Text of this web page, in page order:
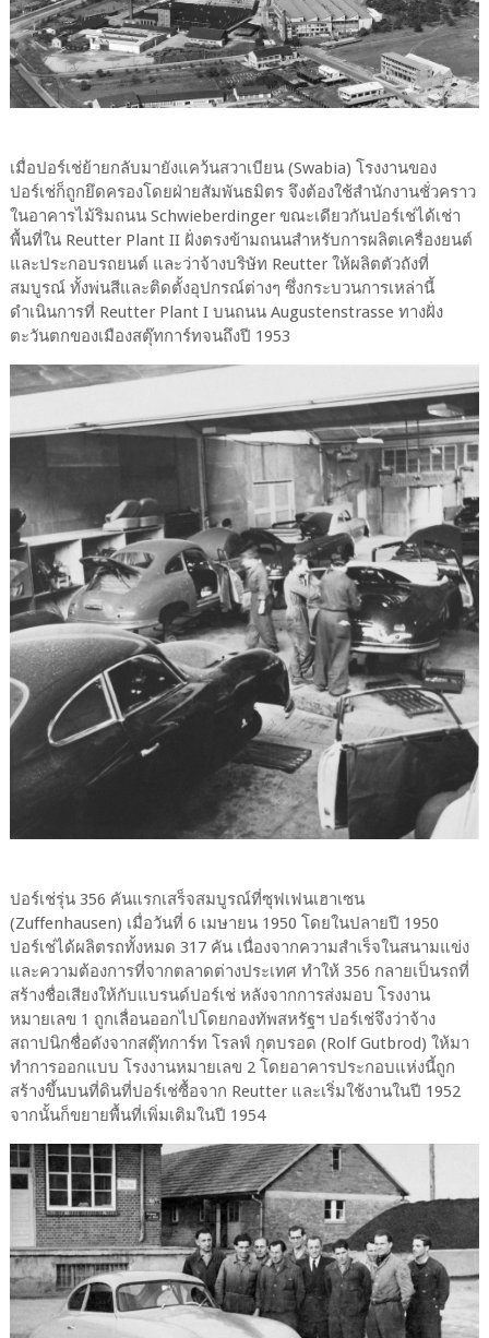
เมื่อปอร์เช่ย้ายกลับมายังแคว้นสวาเบียน (Swabia) โรงงานของ
ปอร์เช่ก็ถูกยึดครองโดยฝ่ายสัมพันธมิตร จึงต้องใช้สำนักงานชั่วคราว
ในอาคารไม้ริมถนน Schwieberdinger ขณะเดียวกันปอร์เช่ได้เช่า
พื้นที่ใน Reutter Plant II ฝั่งตรงข้ามถนนสำหรับการผลิตเครื่องยนต์
และประกอบรถยนต์ และว่าจ้างบริษัท Reutter ให้ผลิตตัวถังที่
สมบูรณ์ ทั้งพ่นสีและติดตั้งอุปกรณ์ต่างๆ ซึ่งกระบวนการเหล่านี้
ดำเนินการที่ Reutter Plant I บนถนน Augustenstrasse ทางฝั่ง
ตะวันตกของเมืองสตุ๊ทการ์ทจนถึงปี 1953
ปอร์เช่รุ่น 356 คันแรกเสร็จสมบูรณ์ที่ซุฟเฟนเฮาเซน
(Zuffenhausen) เมื่อวันที่ 6 เมษายน 1950 โดยในปลายปี 1950
ปอร์เช่ได้ผลิตรถทั้งหมด 317 คัน เนื่องจากความสำเร็จในสนามแข่ง
และความต้องการที่จากตลาดต่างประเทศ ทำให้ 356 กลายเป็นรถที่
สร้างชื่อเสียงให้กับแบรนด์ปอร์เช่ หลังจากการส่งมอบ โรงงาน
หมายเลข 1 ถูกเลื่อนออกไปโดยกองทัพสหรัฐฯ ปอร์เช่จึงว่าจ้าง
สถาปนิกชื่อดังจากสตุ๊ทการ์ท โรลฟ์ กุตบรอด (Rolf Gutbrod) ให้มา
ทำการออกแบบ โรงงานหมายเลข 2 โดยอาคารประกอบแห่งนี้ถูก
สร้างขึ้นบนที่ดินที่ปอร์เช่ซื้อจาก Reutter และเริ่มใช้งานในปี 1952
จากนั้นก็ขยายพื้นที่เพิ่มเติมในปี 1954